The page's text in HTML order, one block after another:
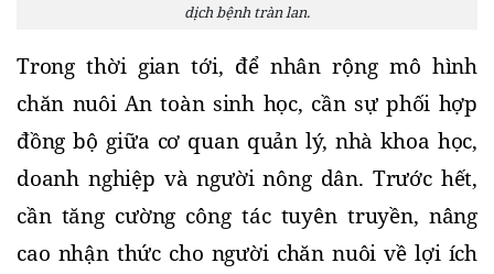
dịch bệnh tràn lan.
Trong thời gian tới, để nhân rộng mô hình
chăn nuôi An toàn sinh học, cần sự phối hợp
đồng bộ giữa cơ quan quản lý, nhà khoa học,
doanh nghiệp và người nông dân. Trước hết,
cần tăng cường công tác tuyên truyền, nâng
cao nhận thức cho người chăn nuôi về lợi ích